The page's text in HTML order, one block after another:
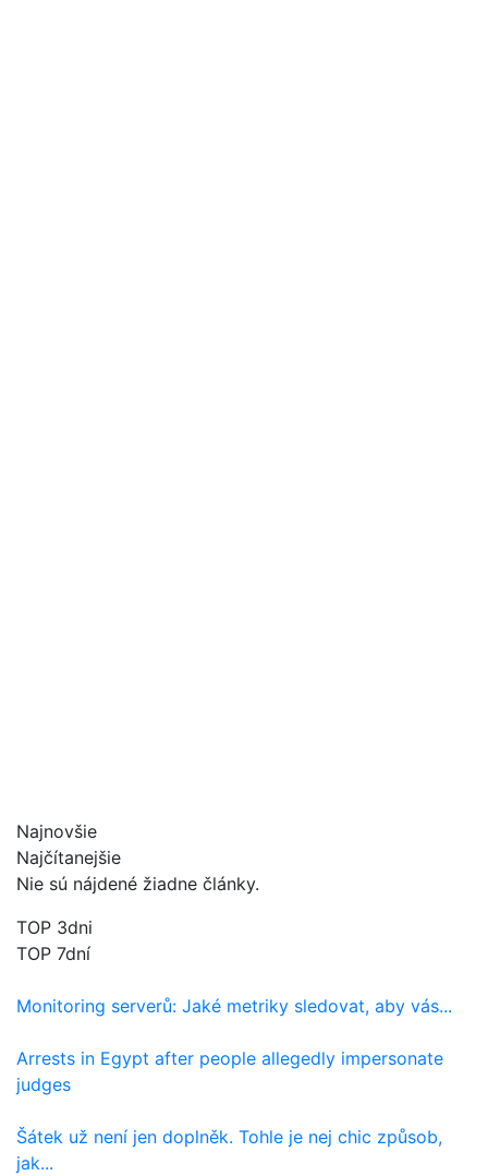
Najnovšie
Najčítanejšie
Nie sú nájdené žiadne články.
TOP 3dni
TOP 7dní
Monitoring serverů: Jaké metriky sledovat, aby vás...
Arrests in Egypt after people allegedly impersonate
judges
Šátek už není jen doplněk. Tohle je nej chic způsob,
jak...